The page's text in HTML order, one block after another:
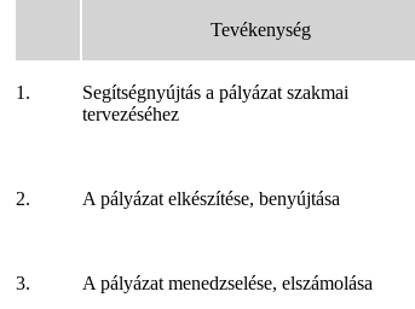
Tevékenység
1.
Segítségnyújtás a pályázat szakmai
tervezéséhez
2. A pályázat elkészítése, benyújtása
3. A pályázat menedzselése, elszámolása